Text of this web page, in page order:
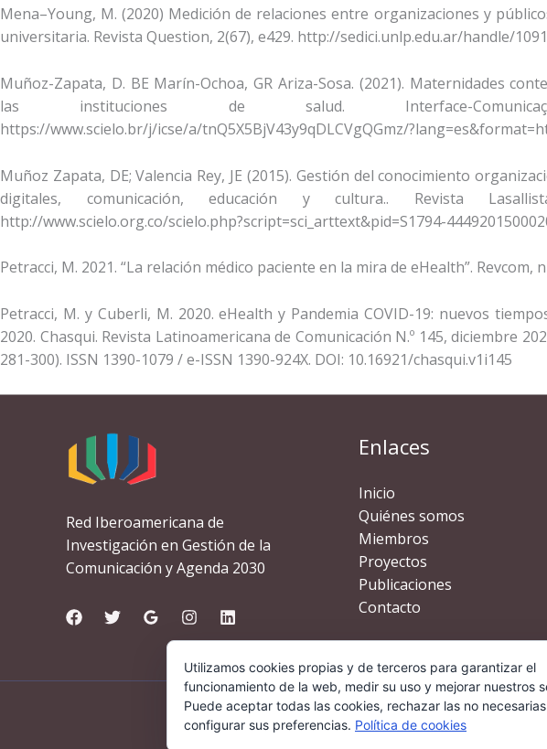
Mena–Young, M. (2020) Medición de relaciones entre organizaciones y
universitaria. Revista Question, 2(67), e429. http://sedici.unlp.edu.ar/handle/
Muñoz-Zapata, D. BE Marín-Ochoa, GR Ariza-Sosa. (2021). Maternidades
las instituciones de salud. Interface-
https://www.scielo.br/j/icse/a/tnQ5X5BjV43y9qDLCVgQGmz/
Muñoz Zapata, DE; Valencia Rey, JE (2015). Gestión del conocimiento
digitales, comunicación, educación y cultura.. Revista
http://www.scielo.org.co/scielo.php?script=sci_arttext&pid=S1794-
Petracci, M. 2021. “La relación médico paciente en la mira de eHealth”.
Petracci, M. y Cuberli, M. 2020. eHealth y Pandemia COVID-19: nuevos
2020. Chasqui. Revista Latinoamericana de Comunicación N.º 145, diciembre
281-300). ISSN 1390-1079 / e-ISSN 1390-924X. DOI: 10.16921/chasqui.v1i145
Red Iberoamericana de
Investigación en Gestión de la
Comunicación y Agenda 2030
Enlaces
Inicio
Quiénes somos
Miembros
Proyectos
Publicaciones
Contacto
Copyright © 2026
Utilizamos cookies propias y de terceros para garantizar el
funcionamiento de la web, medir su uso y mejorar nuestros
Puede aceptar todas las cookies, rechazar las no
configurar sus preferencias. Política de cookies